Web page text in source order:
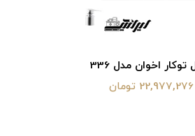
اخوان مدل 336
22,977,276 تومان